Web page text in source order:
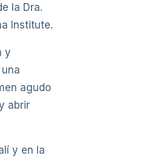
la Dra.
Institute.
y
agudo
abrir
y en la